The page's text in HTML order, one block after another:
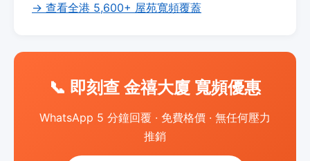
→ 查看全港 5,600+ 屋苑寬頻覆蓋
📞 即刻查 金禧大廈 寬頻優惠
WhatsApp 5 分鐘回覆 · 免費格價 · 無任何壓力
推銷